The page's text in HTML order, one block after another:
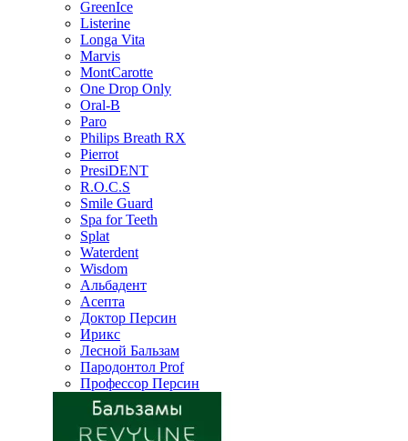
GreenIce
Listerine
Longa Vita
Marvis
MontCarotte
One Drop Only
Oral-B
Paro
Philips Breath RX
Pierrot
PresiDENT
R.O.C.S
Smile Guard
Spa for Teeth
Splat
Waterdent
Wisdom
Альбадент
Асепта
Доктор Персин
Ирикс
Лесной Бальзам
Пародонтол Prof
Профессор Персин